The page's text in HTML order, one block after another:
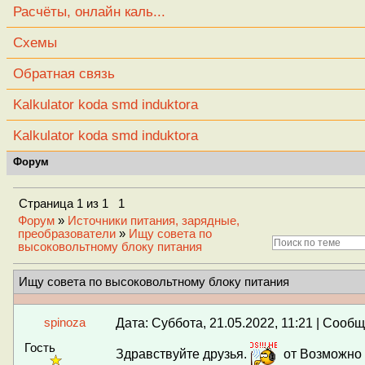
Расчёты, онлайн каль...
Схемы
Обратная связь
Kalkulator koda smd induktora
Kalkulator koda smd induktora
Форум
Страница 1 из 1
1
Форум » Источники питания, зарядные,
преобразователи » Ищу совета по
высоковольтному блоку питания
Ищу совета по высоковольтному блоку питания
spinoza Дата: Суббота, 21.05.2022, 11:21 |
Гость
Здравствуйте друзья.
от Возможно